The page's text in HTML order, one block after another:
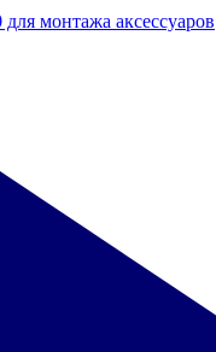
монтажа аксессуаров